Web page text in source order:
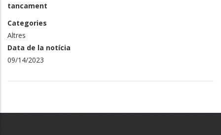
tancament
Categories
Altres
Data de la notícia
09/14/2023